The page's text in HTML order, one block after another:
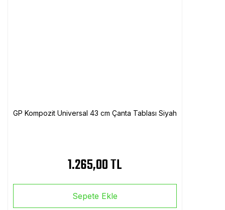
GP Kompozit Universal 43 cm Çanta Tablası Siyah
1.265,00 TL
Sepete Ekle